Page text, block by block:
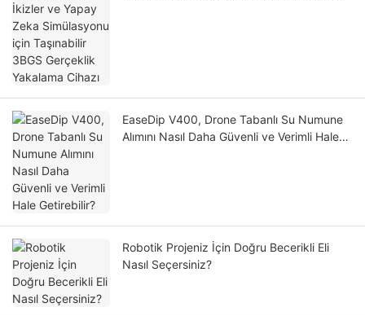
EaseDip V400, Drone Tabanlı Su Numune
Alımını Nasıl Daha Güvenli ve Verimli Hale
Robotik Projeniz İçin Doğru Becerikli Eli
Nasıl Seçersiniz?